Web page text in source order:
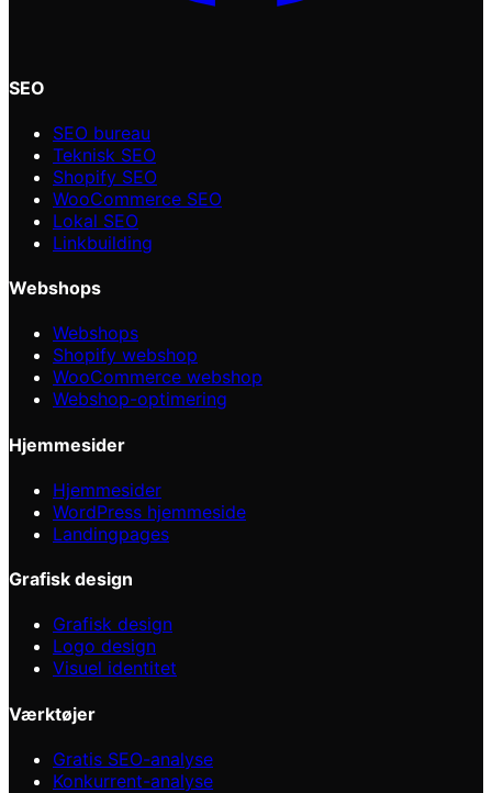
SEO
SEO bureau
Teknisk SEO
Shopify SEO
WooCommerce SEO
Lokal SEO
Linkbuilding
Webshops
Webshops
Shopify webshop
WooCommerce webshop
Webshop-optimering
Hjemmesider
Hjemmesider
WordPress hjemmeside
Landingpages
Grafisk design
Grafisk design
Logo design
Visuel identitet
Værktøjer
Gratis SEO-analyse
Konkurrent-analyse